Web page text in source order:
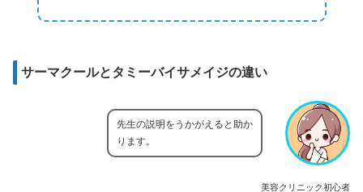
サーマクールとタミーバイサメイジの違い
美容クリニック初心者
先生の説明をうかがえると助か
ります。